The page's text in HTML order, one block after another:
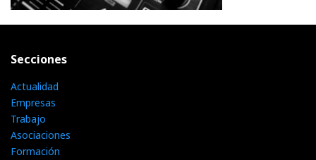
Secciones
Actualidad
Empresas
Trabajo
Asociaciones
Formación